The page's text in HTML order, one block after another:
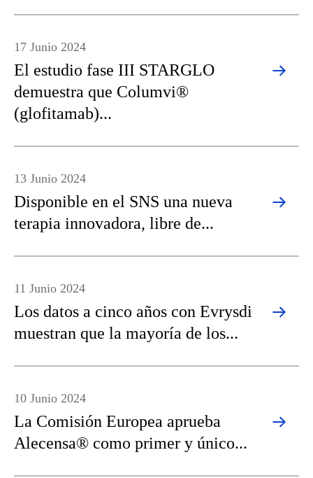
El estudio fase III STARGLO
demuestra que Columvi®
(glofitamab)...
17 Junio 2024
Disponible en el SNS una nueva
terapia innovadora, libre de...
13 Junio 2024
Los datos a cinco años con Evrysdi
muestran que la mayoría de los...
11 Junio 2024
La Comisión Europea aprueba
Alecensa® como primer y único...
10 Junio 2024